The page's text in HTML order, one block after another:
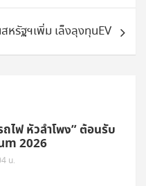
หรัฐฯเพิ่ม เล็งลุงทุนEV
ไฟ หัวลำโพง” ต้อนรับ
2026
น.